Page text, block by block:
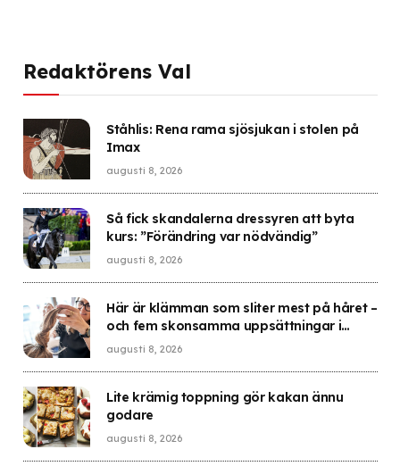
Redaktörens Val
Ståhlis: Rena rama sjösjukan i stolen på
Imax
augusti 8, 2026
Så fick skandalerna dressyren att byta
kurs: ”Förändring var nödvändig”
augusti 8, 2026
Här är klämman som sliter mest på håret –
och fem skonsamma uppsättningar i
sommar
augusti 8, 2026
Lite krämig toppning gör kakan ännu
godare
augusti 8, 2026